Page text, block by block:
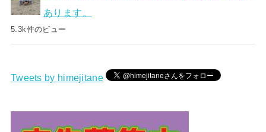
あります。
5.3k件のビュー
Tweets by himejitane